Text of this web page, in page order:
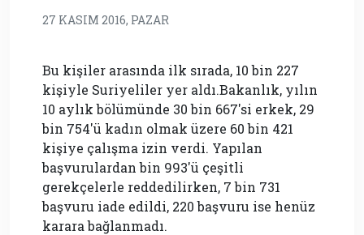
27 KASIM 2016, PAZAR
Bu kişiler arasında ilk sırada, 10 bin 227
kişiyle Suriyeliler yer aldı.Bakanlık, yılın
10 aylık bölümünde 30 bin 667'si erkek, 29
bin 754'ü kadın olmak üzere 60 bin 421
kişiye çalışma izin verdi. Yapılan
başvurulardan bin 993'ü çeşitli
gerekçelerle reddedilirken, 7 bin 731
başvuru iade edildi, 220 başvuru ise henüz
karara bağlanmadı.